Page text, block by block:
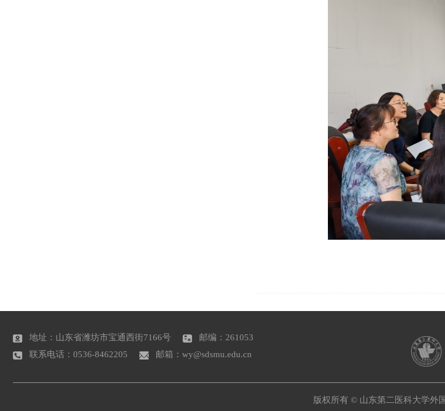
地址：山东省潍坊市宝通西街7166号
邮编：261053
联系电话：0536-8462205
邮箱：wy@sdsmu.edu.cn
版权所有 © 山东第二医科大学外